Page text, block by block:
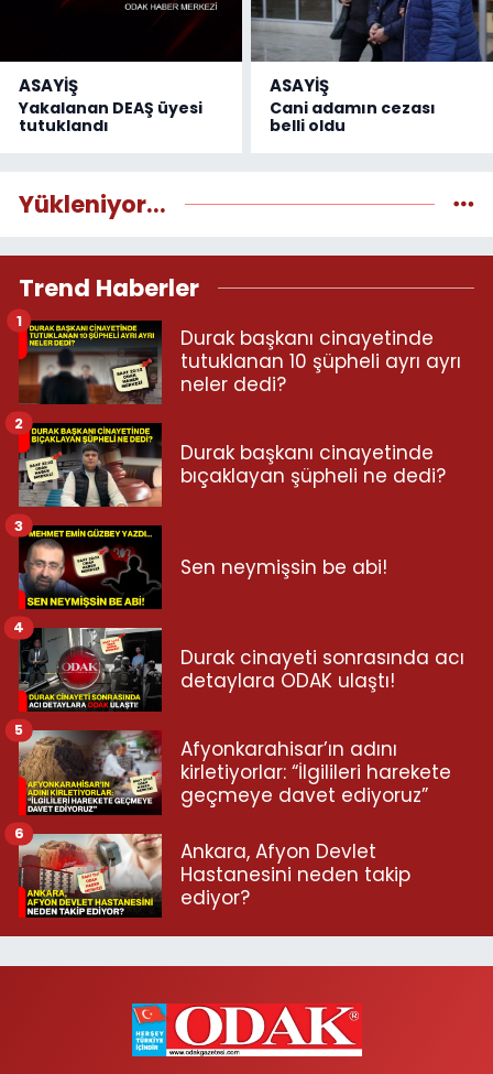
ASAYİŞ
Yakalanan DEAŞ üyesi
tutuklandı
ASAYİŞ
Cani adamın cezası
belli oldu
Yükleniyor...
Trend Haberler
Durak başkanı cinayetinde
tutuklanan 10 şüpheli ayrı ayrı
neler dedi?
1
Durak başkanı cinayetinde
bıçaklayan şüpheli ne dedi?
2
Sen neymişsin be abi!
3
Durak cinayeti sonrasında acı
detaylara ODAK ulaştı!
4
Afyonkarahisar’ın adını
kirletiyorlar: “İlgilileri harekete
geçmeye davet ediyoruz”
5
Ankara, Afyon Devlet
Hastanesini neden takip
ediyor?
6